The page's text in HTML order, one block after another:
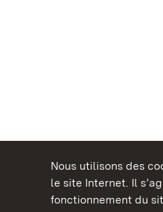
Nous utilisons des
le site Internet. Il
fonctionnement du